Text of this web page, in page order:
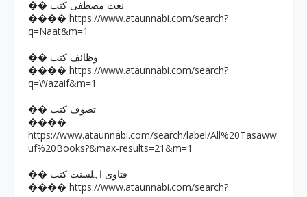
�� نعت مصطفی کتب
���� https://www.ataunnabi.com/search?
q=Naat&m=1
�� وظائف کتب
���� https://www.ataunnabi.com/search?
q=Wazaif&m=1
�� تصوف کتب
����
https://www.ataunnabi.com/search/label/All%20Tasaww
uf%20Books?&max-results=21&m=1
�� فتاوی اہلسنت کتب
���� https://www.ataunnabi.com/search?